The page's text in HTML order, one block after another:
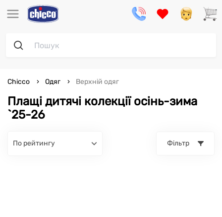
Плащі дитячі колекції осінь-зима
`25-26
Chicco Одяг Верхній одяг
по рейтингу Фільтр